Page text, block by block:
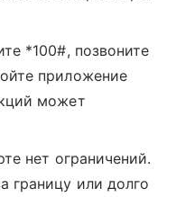
*100#, позвоните
приложение
может
нет ограничений.
границу или долго